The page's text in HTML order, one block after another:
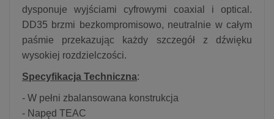
dysponuje wyjściami cyfrowymi coaxial i optical.
DD35 brzmi bezkompromisowo, neutralnie w całym
paśmie przekazując każdy szczegół z dźwięku
wysokiej rozdzielczości.
Specyfikacja Techniczna:
- W pełni zbalansowana konstrukcja
- Napęd TEAC